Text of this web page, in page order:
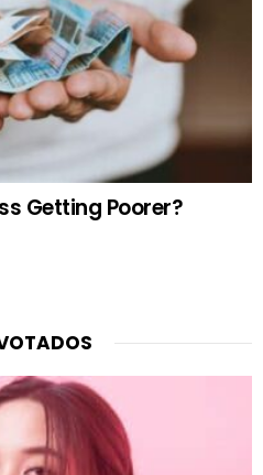
Getting Poorer?